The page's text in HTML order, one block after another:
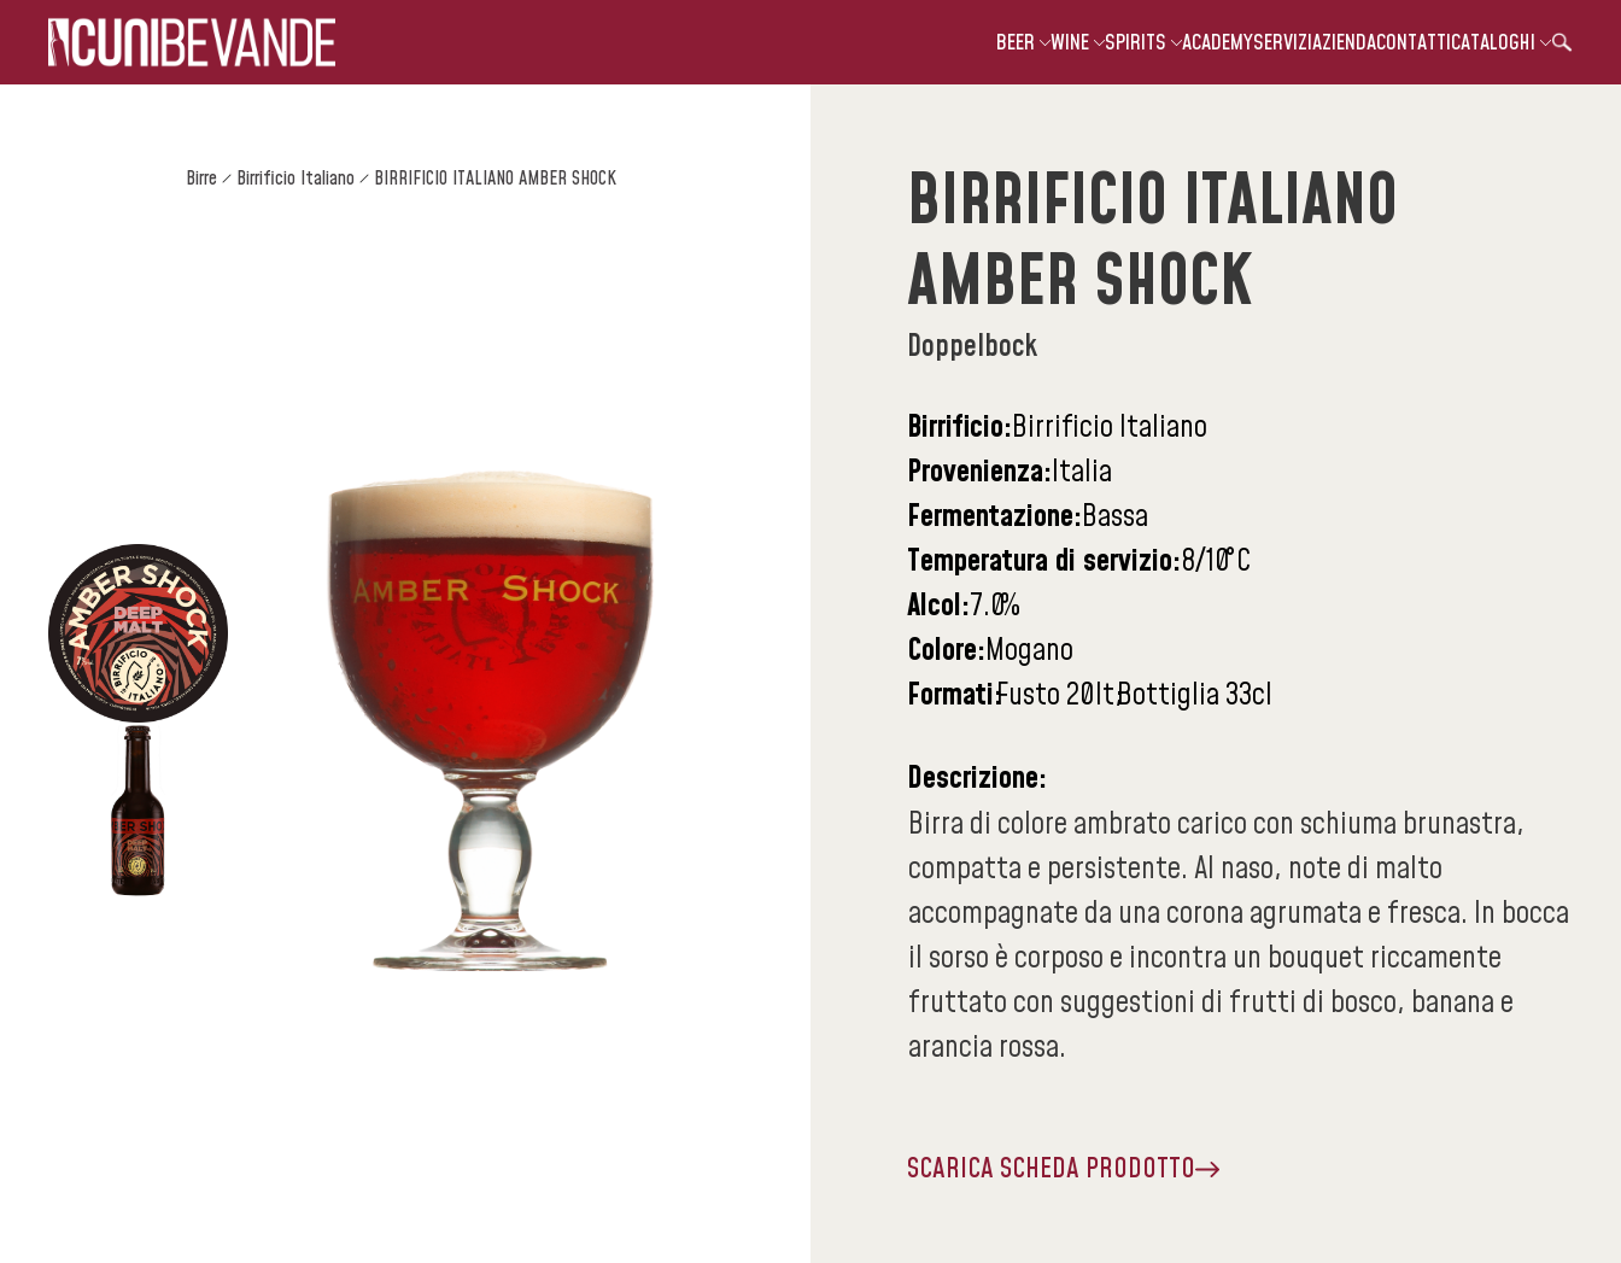
BEER WINE SPIRITS ACADEMYSERVIZIAZIENDACONTATTICATALOGHI
Birre Birrificio Italiano BIRRIFICIO ITALIANO AMBER SHOCK
BIRRIFICIO ITALIANO
AMBER SHOCK
Doppelbock
Birrificio:Birrificio Italiano
Provenienza:Italia
Fermentazione:Bassa
Temperatura di servizio:8/10°C
Alcol:7.0%
Colore:Mogano
Formati:Fusto 20ltBottiglia 33cl
Descrizione:
Birra di colore ambrato carico con schiuma brunastra,
compatta e persistente. Al naso, note di malto
accompagnate da una corona agrumata e fresca. In bocca
il sorso è corposo e incontra un bouquet riccamente
fruttato con suggestioni di frutti di bosco, banana e
arancia rossa.
SCARICA SCHEDA PRODOTTO